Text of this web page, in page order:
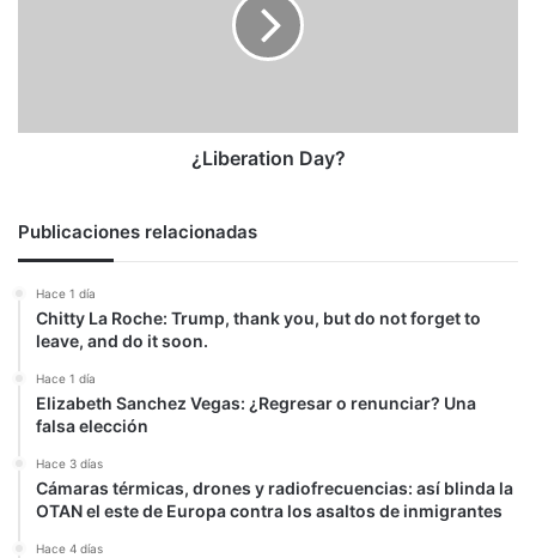
¿Liberation Day?
Publicaciones relacionadas
Hace 1 día
Chitty La Roche: Trump, thank you, but do not forget to
leave, and do it soon.
Hace 1 día
Elizabeth Sanchez Vegas: ¿Regresar o renunciar? Una
falsa elección
Hace 3 días
Cámaras térmicas, drones y radiofrecuencias: así blinda la
OTAN el este de Europa contra los asaltos de inmigrantes
Hace 4 días